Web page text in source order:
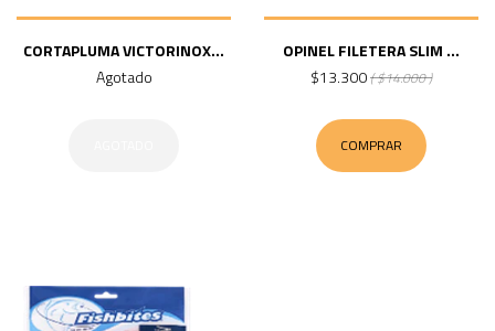
CORTAPLUMA VICTORINOX...
Agotado
OPINEL FILETERA SLIM ...
$13.300( $14.000 )
COMPRAR